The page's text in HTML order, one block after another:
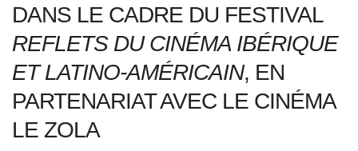
DANS LE CADRE DU FESTIVAL
REFLETS DU CINÉMA IBÉRIQUE
ET LATINO-AMÉRICAIN, EN
PARTENARIAT AVEC LE CINÉMA
LE ZOLA